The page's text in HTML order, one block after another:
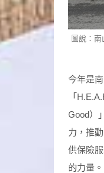
圖說：
今年是
「
Good）
力，推
供保險
的力量。